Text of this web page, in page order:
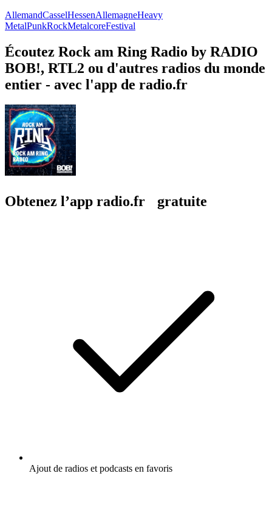
AllemandCasselHessenAllemagneHeavy
MetalPunkRockMetalcoreFestival
Écoutez Rock am Ring Radio by RADIO
BOB!, RTL2 ou d'autres radios du monde
entier - avec l'app de radio.fr
Obtenez l’app radio.fr gratuite
Ajout de radios et podcasts en favoris